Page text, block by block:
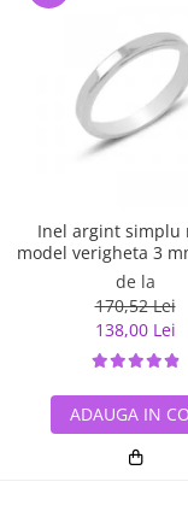
Inel argint simplu
model verigheta 3
de la
170,52 Lei
138,00 Lei
ADAUGA IN